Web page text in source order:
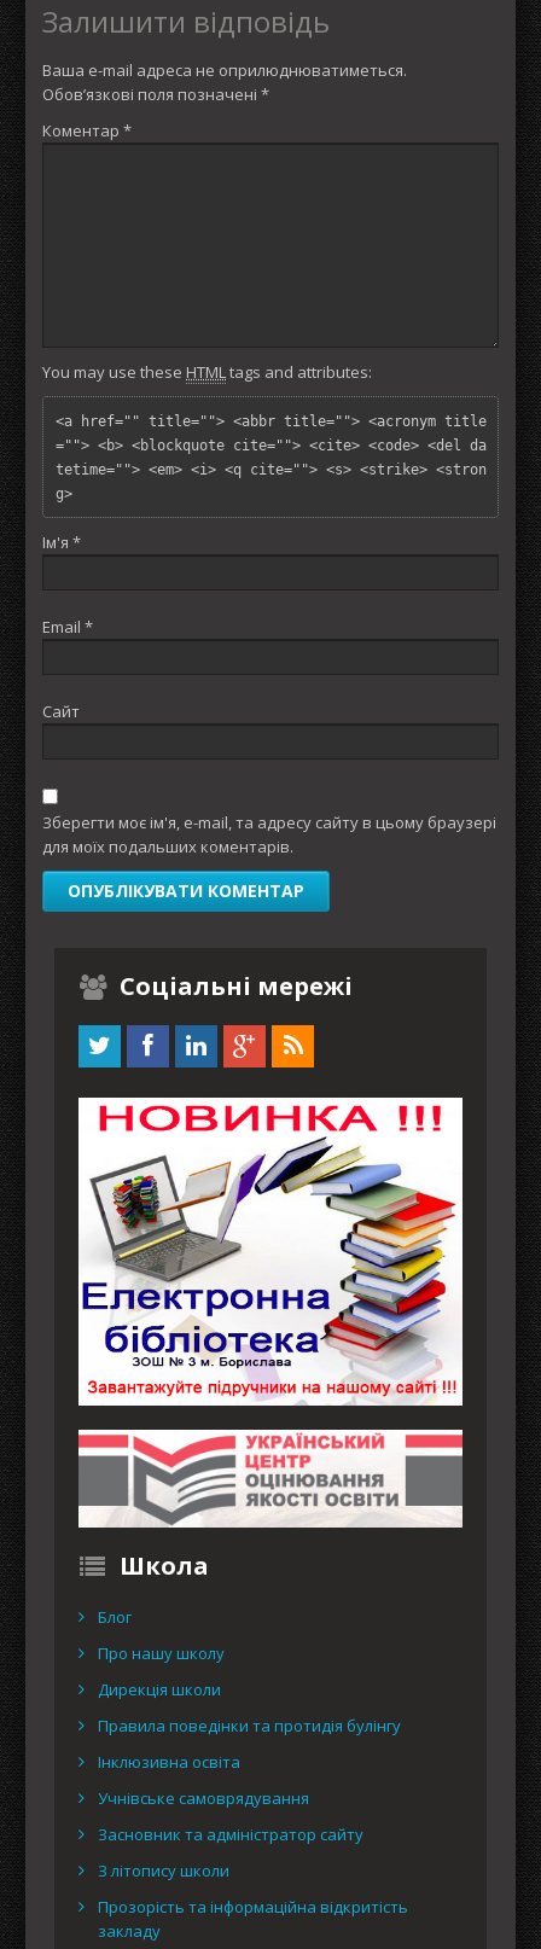
Залишити відповідь
Ваша e-mail адреса не оприлюднюватиметься.
Обов’язкові поля позначені *
Коментар *
You may use these HTMLtags and attributes:
<a href="" title=""> <abbr title=""> <acronym title
=""> <b> <blockquote cite=""> <cite> <code> <del da
tetime=""> <em> <i> <q cite=""> <s> <strike> <stron
g>
Ім'я *
Email *
Сайт
Зберегти моє ім'я, e-mail, та адресу сайту в цьому браузері
для моїх подальших коментарів.
Соціальні мережі
Школа
Блог
Про нашу школу
Дирекція школи
Правила поведінки та протидія булінгу
Інклюзивна освіта
Учнівське самоврядування
Засновник та адміністратор сайту
З літопису школи
Прозорість та інформаційна відкритість
закладу